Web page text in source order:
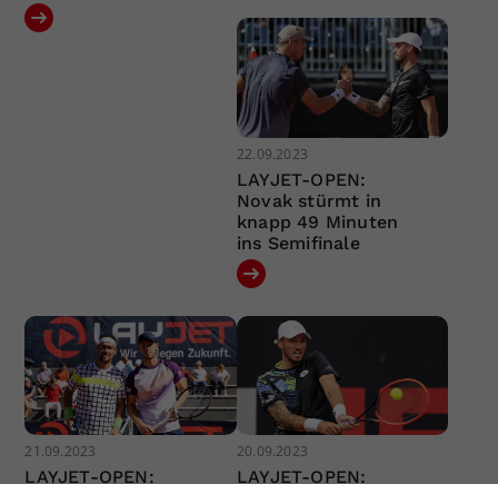
22.09.2023
LAYJET-OPEN:
Novak stürmt in
knapp 49 Minuten
ins Semifinale
21.09.2023
LAYJET-OPEN:
20.09.2023
LAYJET-OPEN: